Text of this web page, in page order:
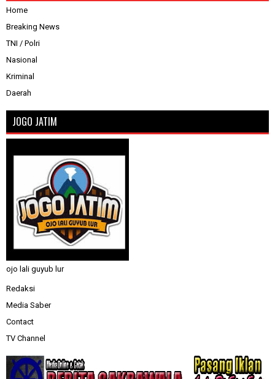
Home
Breaking News
TNI / Polri
Nasional
Kriminal
Daerah
JOGO JATIM
ojo lali guyub lur
Redaksi
Media Saber
Contact
TV Channel